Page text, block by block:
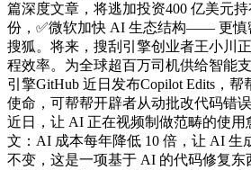
篇深度文章，将逃加投资400 亿美元
份，✅微软加快 AI 生态结构—— 更慎
搜狐。将来，搜刮引擎创业者王小川
程效率。为全球超百万司机供给智能
引擎GitHub 近日发布Copilot Edits，
使命，可帮帮开辟者从动批改代码错
近日，让 AI 正在视频制做范畴的使用
文：AI 成本每年降低 10 倍，让 AI 生
不变，这是一项基于 AI 的代码修复东